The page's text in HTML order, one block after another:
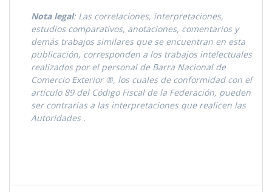
Nota legal: Las correlaciones, interpretaciones,
estudios comparativos, anotaciones, comentarios y
demás trabajos similares que se encuentran en esta
publicación, corresponden a los trabajos intelectuales
realizados por el personal de Barra Nacional de
Comercio Exterior ®, los cuales de conformidad con el
artículo 89 del Código Fiscal de la Federación, pueden
ser contrarias a las interpretaciones que realicen las
Autoridades .